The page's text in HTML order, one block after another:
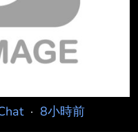
· 8小時前